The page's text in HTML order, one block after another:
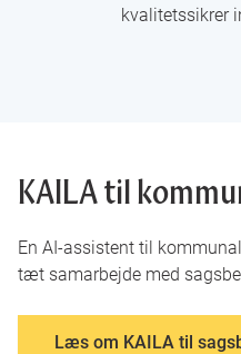
kvalitetssikrer
KAILA til
En AI-assistent til
tæt samarbejde med
Læs om KAILA til